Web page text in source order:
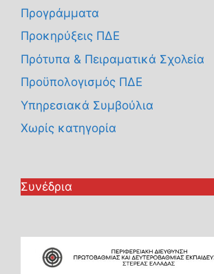
Προγράμματα
Προκηρύξεις ΠΔΕ
Πρότυπα & Πειραματικά Σχολεία
Προϋπολογισμός ΠΔΕ
Υπηρεσιακά Συμβούλια
Χωρίς κατηγορία
Συνέδρια